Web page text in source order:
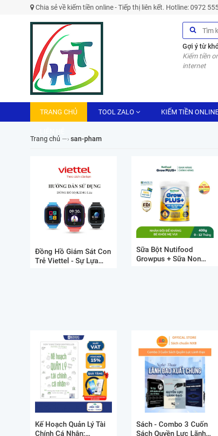
Chia sẻ về kiếm tiền online - Tiếp thị liên kết. Hotline: 0972
Gợi ý từ
Kiếm tiền
internet
TRANG CHỦ TOOL ZALO KIẾM TIỀN
Trang chủ —›san-pham
Đồng Hồ Giám Sát Con
Trẻ Viettel - Sự Lựa
Sữa Bột Nutifood
Growpus + Sữa Non
Kế Hoạch Quản Lý Tài
Chính Cá Nhân:
Sách - ️Combo 3 Cuốn
Sách Quyền Lực Lãnh